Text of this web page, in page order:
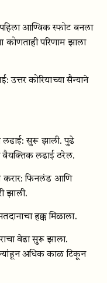
आण्विक स्फोट बनला
कोणताही परिणाम झाला
उत्तर कोरियाच्या सैन्याने
लढाई: सुरू झाली. पुढे
वैयक्तिक लढाई ठरेल.
करार: फिनलंड आणि
झाली.
हक्क मिळाला.
वेढा सुरू झाला.
अधिक काळ टिकून